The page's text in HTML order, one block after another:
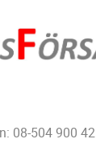
08-504 900 42